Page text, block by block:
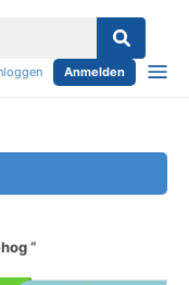
Anmelden